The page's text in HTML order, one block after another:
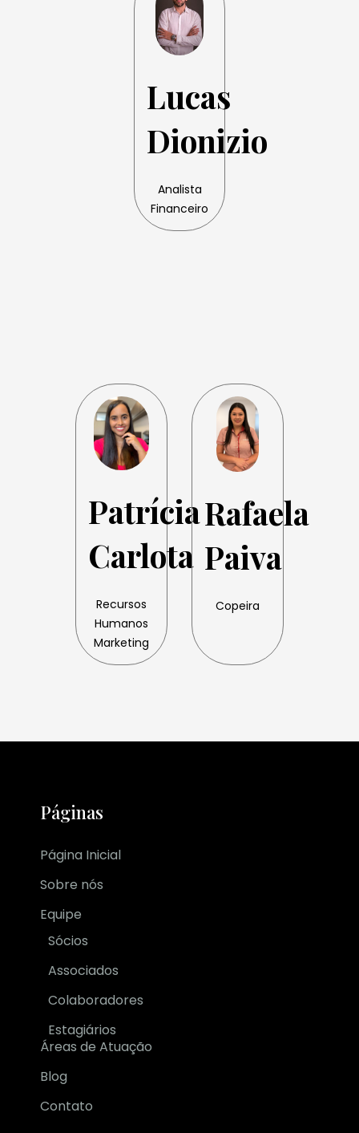
Lucas
Dionizio
Analista
Financeiro
Patrícia
Carlota
Recursos
Humanos
Marketing
Rafaela
Paiva
Copeira
Páginas
Página Inicial
Sobre nós
Equipe
Sócios
Associados
Colaboradores
Estagiários
Áreas de Atuação
Blog
Contato